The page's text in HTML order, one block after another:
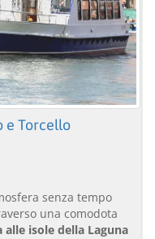
e Torcello
senza tempo
una comodota
alle isole della Laguna